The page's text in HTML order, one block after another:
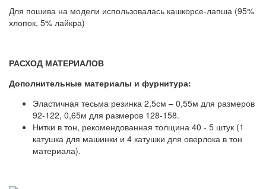
Для пошива на модели использовалась кашкорсе-лапша (95%
хлопок, 5% лайкра)
РАСХОД МАТЕРИАЛОВ
Дополнительные материалы и фурнитура:
Эластичная тесьма резинка 2,5см – 0,55м для размеров
92-122, 0,65м для размеров 128-158.
Нитки в тон, рекомендованная толщина 40 - 5 штук (1
катушка для машинки и 4 катушки для оверлока в тон
материала).